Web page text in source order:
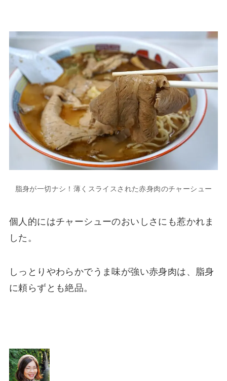
脂身が一切ナシ！薄くスライスされた赤身肉のチャーシュー
個人的にはチャーシューのおいしさにも惹かれま
した。
しっとりやわらかでうま味が強い赤身肉は、脂身
に頼らずとも絶品。